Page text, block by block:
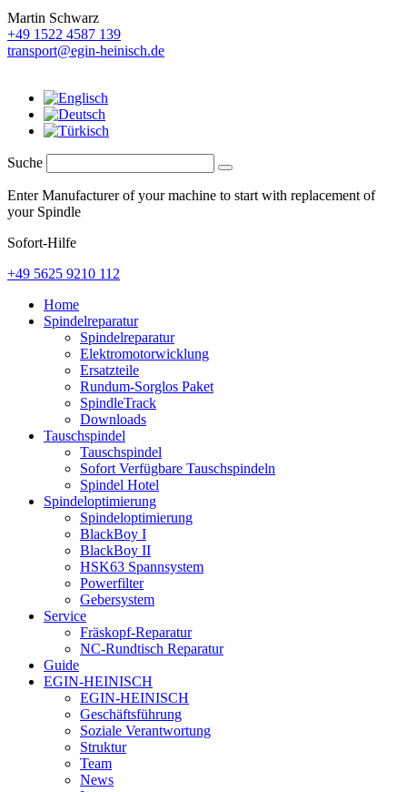
Martin Schwarz
+49 1522 4587 139
transport@egin-heinisch.de
Suche
Enter Manufacturer of your machine to start with replacement of
your Spindle
Sofort-Hilfe
+49 5625 9210 112
Home
Spindelreparatur
Spindelreparatur
Elektromotorwicklung
Ersatzteile
Rundum-Sorglos Paket
SpindleTrack
Downloads
Tauschspindel
Tauschspindel
Sofort Verfügbare Tauschspindeln
Spindel Hotel
Spindeloptimierung
Spindeloptimierung
BlackBoy I
BlackBoy II
HSK63 Spannsystem
Powerfilter
Gebersystem
Service
Fräskopf-Reparatur
NC-Rundtisch Reparatur
Guide
EGIN-HEINISCH
EGIN-HEINISCH
Geschäftsführung
Soziale Verantwortung
Struktur
Team
News